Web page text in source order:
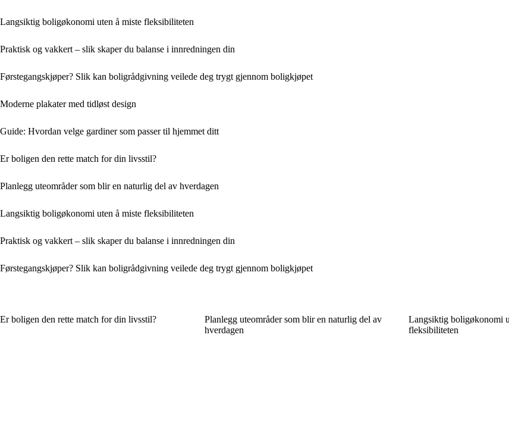
Langsiktig boligøkonomi uten å miste fleksibiliteten
Praktisk og vakkert – slik skaper du balanse i innredningen din
Førstegangskjøper? Slik kan boligrådgivning veilede deg trygt gjennom boligkjøpet
Moderne plakater med tidløst design
Guide: Hvordan velge gardiner som passer til hjemmet ditt
Er boligen den rette match for din livsstil?
Planlegg uteområder som blir en naturlig del av hverdagen
Langsiktig boligøkonomi uten å miste fleksibiliteten
Praktisk og vakkert – slik skaper du balanse i innredningen din
Førstegangskjøper? Slik kan boligrådgivning veilede deg trygt gjennom boligkjøpet
Er boligen den rette match for din livsstil?
Planlegg uteområder som blir en naturlig del av
hverdagen
Langsiktig boligøkonomi
fleksibiliteten